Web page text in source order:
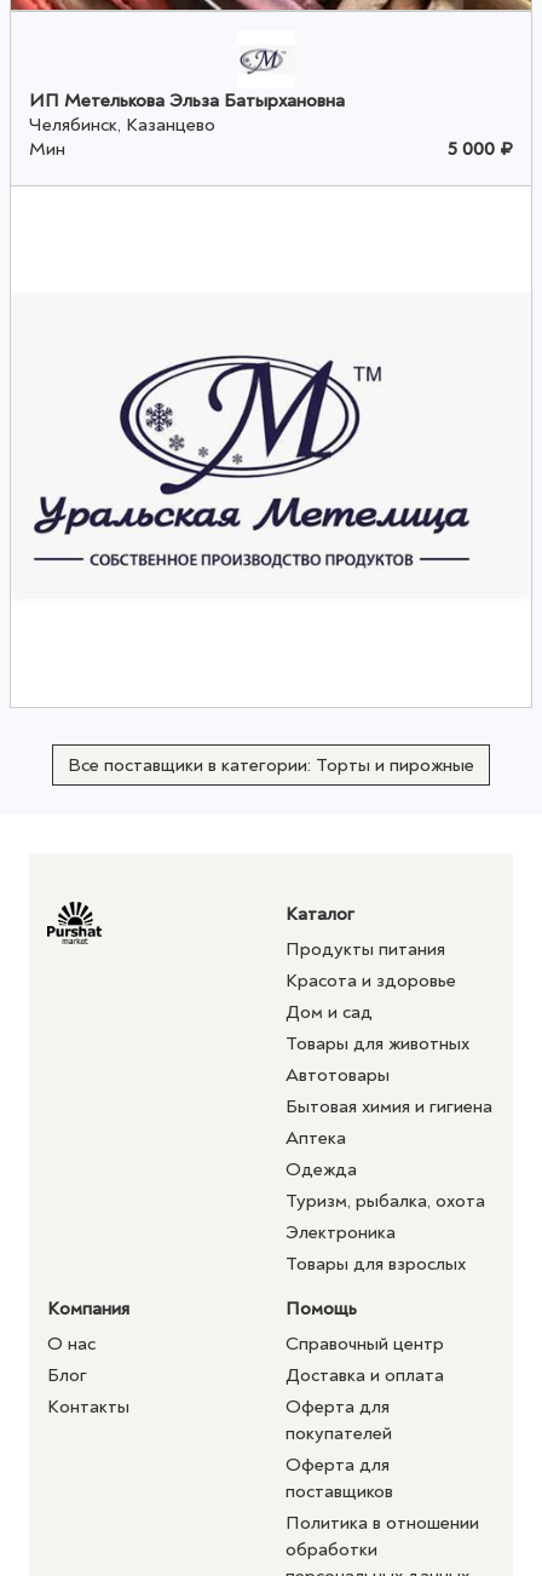
ИП Метелькова Эльза Батырхановна
Челябинск, Казанцево
Мин
5 000 ₽
Все поставщики в категории: Торты и пирожные
Каталог
Продукты питания
Красота и здоровье
Дом и сад
Товары для животных
Автотовары
Бытовая химия и гигиена
Аптека
Одежда
Туризм, рыбалка, охота
Электроника
Товары для взрослых
Компания
О нас
Блог
Контакты
Помощь
Справочный центр
Доставка и оплата
Оферта для
покупателей
Оферта для
поставщиков
Политика в отношении
обработки